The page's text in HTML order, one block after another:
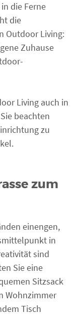
die Ferne
die
Outdoor Living:
Zuhause
Living auch in
beachten
zu
zum
einengen,
in
sind
Sie eine
Sitzsack
Wohnzimmer
Tisch